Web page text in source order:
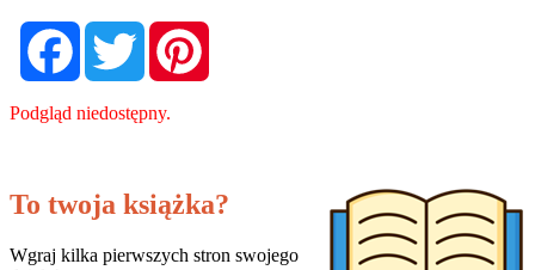
FacebookTwitter
Podgląd niedostępny.
To twoja książka?
Wgraj kilka pierwszych stron swojego